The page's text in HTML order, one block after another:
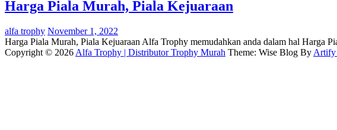
Harga Piala Murah, Piala Kejuaraan
alfa trophy November 1, 2022
Harga Piala Murah, Piala Kejuaraan Alfa Trophy memudahkan anda dalam hal Harga
Copyright © 2026 Alfa Trophy | Distributor Trophy Murah Theme: Wise Blog By Artify